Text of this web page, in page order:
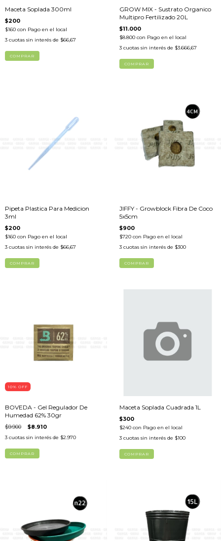
Maceta Soplada 300ml
$200
$160 con Pago en el local
3 cuotas sin interés de $66,67
GROW MIX - Sustrato Organico
Multipro Fertilizado 20L
$11.000
$8.800 con Pago en el local
3 cuotas sin interés de $3.666,67
Pipeta Plastica Para Medicion
3ml
$200
$160 con Pago en el local
3 cuotas sin interés de $66,67
JIFFY - Growblock Fibra De Coco
5x5cm
$900
$720 con Pago en el local
3 cuotas sin interés de $300
10% OFF
BOVEDA - Gel Regulador De
Humedad 62% 30gr
$9.900 $8.910
3 cuotas sin interés de $2.970
Maceta Soplada Cuadrada 1L
$300
$240 con Pago en el local
3 cuotas sin interés de $100